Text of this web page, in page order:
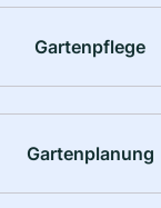
Gartenpflege
Gartenplanung